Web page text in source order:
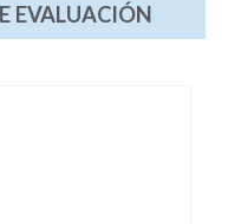
EVALUACIÓN